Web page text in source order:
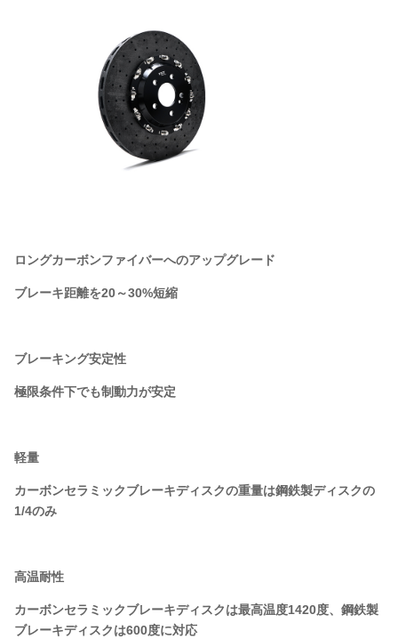
ロングカーボンファイバーへのアップグレード
ブレーキ距離を20～30%短縮
ブレーキング安定性
極限条件下でも制動力が安定
軽量
カーボンセラミックブレーキディスクの重量は鋼鉄製ディスクの
1/4のみ
高温耐性
カーボンセラミックブレーキディスクは最高温度1420度、鋼鉄製
ブレーキディスクは600度に対応